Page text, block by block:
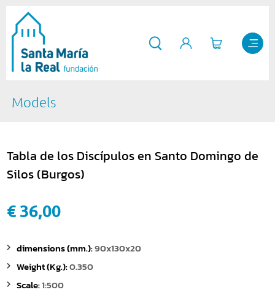
Models
Tabla de los Discípulos en Santo Domingo de
Silos (Burgos)
€ 36,00
dimensions (mm.):90x130x20
Weight (Kg.):0.350
Scale:1:500